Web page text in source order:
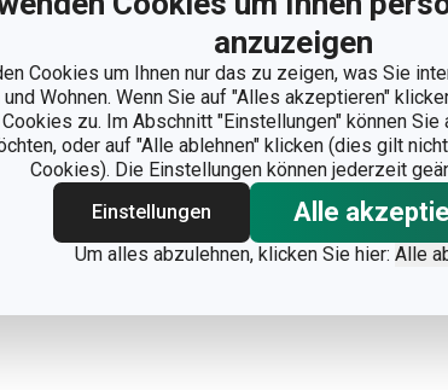
anzuzeigen
Cookies um Ihnen nur das zu zeigen, was Sie
und Wohnen. Wenn Sie auf "Alles akzeptieren"
zu. Im Abschnitt "Einstellungen" können
oder auf "Alle ablehnen" klicken (dies gilt
Cookies). Die Einstellungen können jederzeit
Einstellungen
Alle
Um alles abzulehnen, klicken Sie hier: Alle